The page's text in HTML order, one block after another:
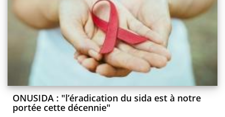
ONUSIDA : "l’éradication du sida est à notre
portée cette décennie"